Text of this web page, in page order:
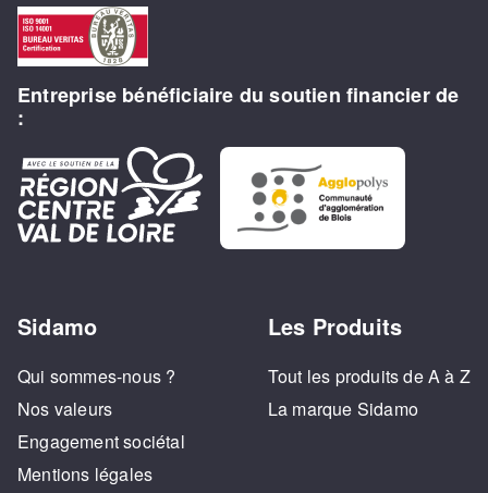
Entreprise bénéficiaire du soutien financier de
:
Sidamo
Qui sommes-nous ?
Nos valeurs
Engagement sociétal
Mentions légales
Les Produits
Tout les produits de A à Z
La marque Sidamo